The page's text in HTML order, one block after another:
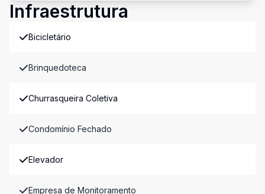
Infraestrutura
Bicicletário
Brinquedoteca
Churrasqueira Coletiva
Condomínio Fechado
Elevador
Empresa de Monitoramento